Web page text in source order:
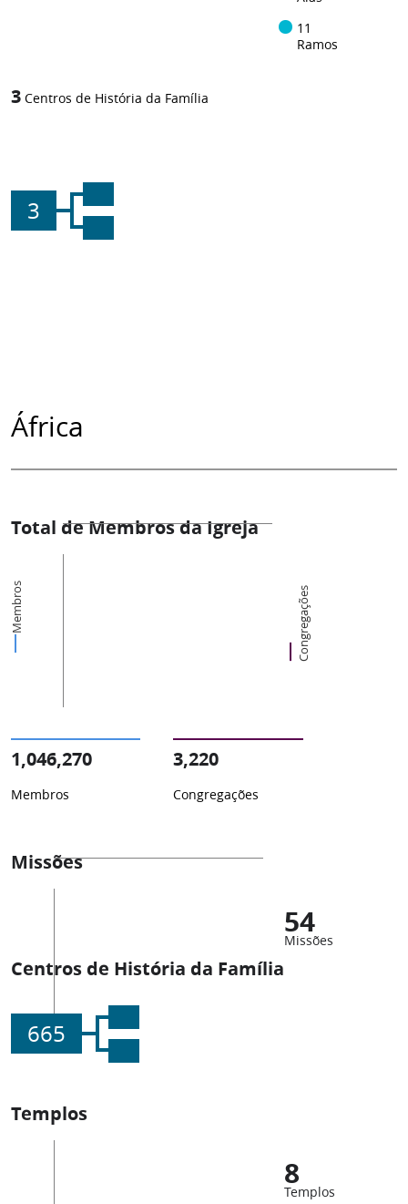
11
Ramos
3 Centros de História da Família
3
África
Total de Membros da Igreja
Membros Congregações
1,046,270
Membros
3,220
Congregações
Missões
54
Missões
Centros de História da Família
665
Templos
8
Templos